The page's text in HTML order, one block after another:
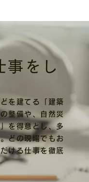
事をし
を建てる「建築
整備や、自然災
を得意とし、多
どの現場でもお
ける仕事を徹底